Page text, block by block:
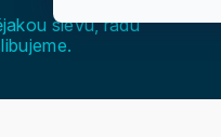
slevu, radu